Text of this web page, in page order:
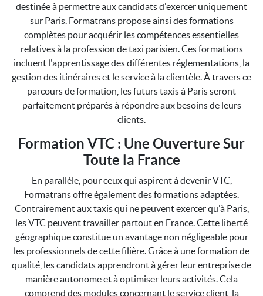
destinée à permettre aux candidats d'exercer uniquement
sur Paris. Formatrans propose ainsi des formations
complètes pour acquérir les compétences essentielles
relatives à la profession de taxi parisien. Ces formations
incluent l'apprentissage des différentes réglementations, la
gestion des itinéraires et le service à la clientèle. À travers ce
parcours de formation, les futurs taxis à Paris seront
parfaitement préparés à répondre aux besoins de leurs
clients.
Formation VTC : Une Ouverture Sur
Toute la France
En parallèle, pour ceux qui aspirent à devenir VTC,
Formatrans offre également des formations adaptées.
Contrairement aux taxis qui ne peuvent exercer qu'à Paris,
les VTC peuvent travailler partout en France. Cette liberté
géographique constitue un avantage non négligeable pour
les professionnels de cette filière. Grâce à une formation de
qualité, les candidats apprendront à gérer leur entreprise de
manière autonome et à optimiser leurs activités. Cela
comprend des modules concernant le service client, la